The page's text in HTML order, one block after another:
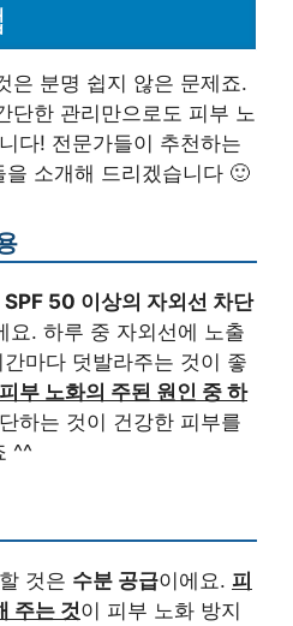
은 분명 쉽지 않은 문제죠.
단한 관리만으로도 피부 노
다! 전문가들이 추천하는
소개해 드리겠습니다 🙂
SPF 50 이상의 자외선 차단
요. 하루 중 자외선에 노출
마다 덧발라주는 것이 좋
피부 노화의 주된 원인 중 하
하는 것이 건강한 피부를
^^
것은 수분 공급이에요. 피
주는 것이 피부 노화 방지